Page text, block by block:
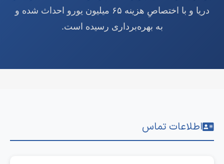
دریا و با اختصاصِ هزینه ۶۵ میلیون یورو احداث شده و
به بهره‌برداری رسیده است.
اطلاعات تماس